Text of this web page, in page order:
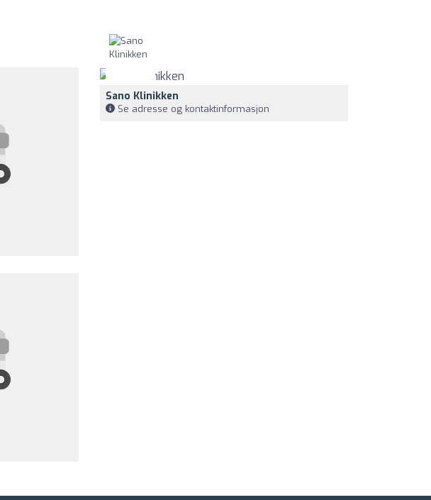
Sano Klinikken
Se adresse og kontaktinformasjon